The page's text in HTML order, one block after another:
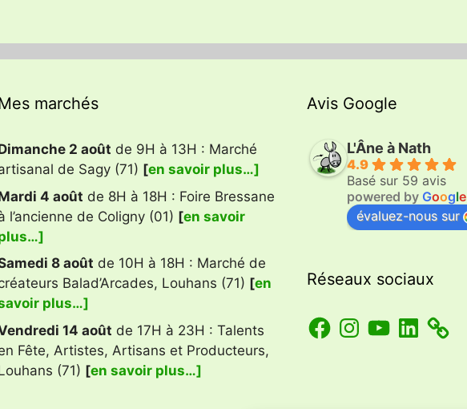
marchés
2 août de 9H à 13H : Marché
de Sagy (71) [en savoir plus…]
4 août de 8H à 18H : Foire Bressane
l’ancienne de Coligny (01) [en savoir
8 août de 10H à 18H : Marché de
Balad’Arcades, Louhans (71) [en
plus…]
14 août de 17H à 23H : Talents
Fête, Artistes, Artisans et Producteurs,
(71) [en savoir plus…]
Avis Google
L'Âne à Nath
4.9
Basé sur 59 avis
powered by Google
évaluez-nous sur
Réseaux sociaux
FacebookInstagram
YouTubeLinkedIn